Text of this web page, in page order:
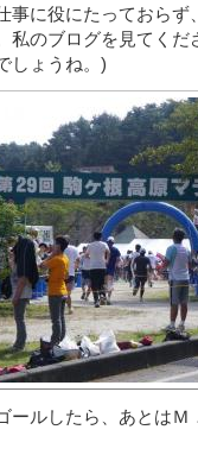
事に役にたっておらず
私のブログを見てくだ
しょうね。)
ルしたら、あとはＭ